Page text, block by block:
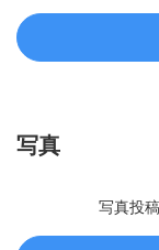
写真
写真投